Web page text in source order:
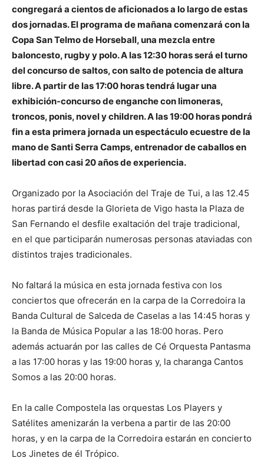
congregará a cientos de aficionados a lo largo de estas
dos jornadas. El programa de mañana comenzará con la
Copa San Telmo de Horseball, una mezcla entre
baloncesto, rugby y polo. A las 12:30 horas será el turno
del concurso de saltos, con salto de potencia de altura
libre. A partir de las 17:00 horas tendrá lugar una
exhibición-concurso de enganche con limoneras,
troncos, ponis, novel y children. A las 19:00 horas pondrá
fin a esta primera jornada un espectáculo ecuestre de la
mano de Santi Serra Camps, entrenador de caballos en
libertad con casi 20 años de experiencia.
Organizado por la Asociación del Traje de Tui, a las 12.45
horas partirá desde la Glorieta de Vigo hasta la Plaza de
San Fernando el desfile exaltación del traje tradicional,
en el que participarán numerosas personas ataviadas con
distintos trajes tradicionales.
No faltará la música en esta jornada festiva con los
conciertos que ofrecerán en la carpa de la Corredoira la
Banda Cultural de Salceda de Caselas a las 14:45 horas y
la Banda de Música Popular a las 18:00 horas. Pero
además actuarán por las calles de Cé Orquesta Pantasma
a las 17:00 horas y las 19:00 horas y, la charanga Cantos
Somos a las 20:00 horas.
En la calle Compostela las orquestas Los Players y
Satélites amenizarán la verbena a partir de las 20:00
horas, y en la carpa de la Corredoira estarán en concierto
Los Jinetes de él Trópico.